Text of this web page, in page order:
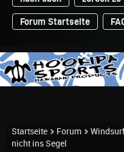
Forum Startseite
Startseite Forum
nicht ins Segel